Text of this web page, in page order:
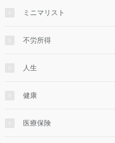
ミニマリスト
不労所得
人生
健康
医療保険